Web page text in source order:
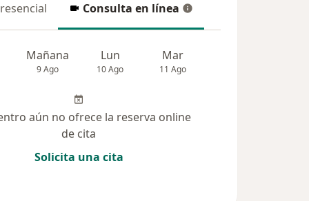
Consulta en línea
Consulta en línea
Mañana
9 Ago
Lun
10 Ago
Mar
11 Ago
aún no ofrece la reserva online
de cita
Solicita una cita